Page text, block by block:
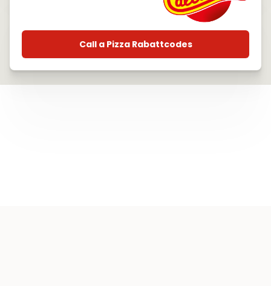
Call a Pizza Rabattcodes